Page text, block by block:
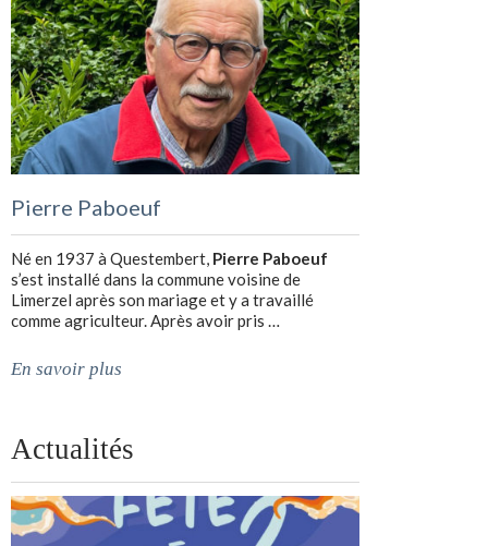
Pierre Paboeuf
Né en 1937 à Questembert, Pierre Paboeuf
s’est installé dans la commune voisine de
Limerzel après son mariage et y a travaillé
comme agriculteur. Après avoir pris …
En savoir plus
Actualités